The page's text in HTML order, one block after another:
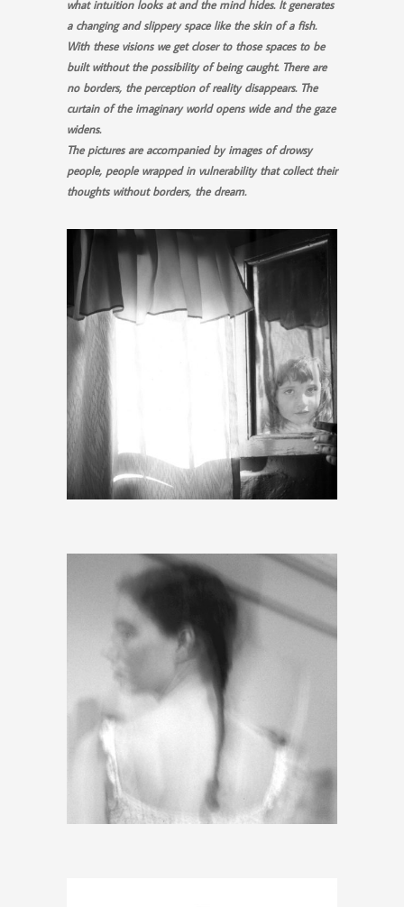
what intuition looks at and the mind hides. It generates
a changing and slippery space like the skin of a fish.
With these visions we get closer to those spaces to be
built without the possibility of being caught. There are
no borders, the perception of reality disappears. The
curtain of the imaginary world opens wide and the gaze
widens.
The pictures are accompanied by images of drowsy
people, people wrapped in vulnerability that collect their
thoughts without borders, the dream.